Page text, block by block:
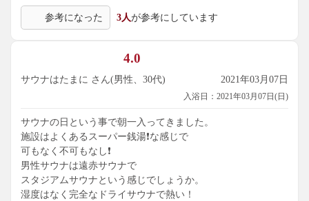
参考になった 3人が参考にしています
4.0
サウナはたまに さん(男性、30代) 2021年03月07日
入浴日：2021年03月07日(日)
サウナの日という事で朝一入ってきました。
施設はよくあるスーパー銭湯❗️な感じで
可もなく不可もなし❗️
男性サウナは遠赤サウナで
スタジアムサウナという感じでしょうか。
湿度はなく完全なドライサウナで熱い！